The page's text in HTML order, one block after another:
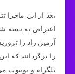
بعد از این ماجرا
اعتراض به بسته
آرمین راد را
را برگردانند که
تلگرام و یوتیوب